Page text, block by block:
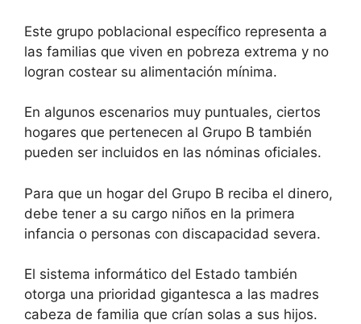
Este grupo poblacional específico representa a
las familias que viven en pobreza extrema y no
logran costear su alimentación mínima.
En algunos escenarios muy puntuales, ciertos
hogares que pertenecen al Grupo B también
pueden ser incluidos en las nóminas oficiales.
Para que un hogar del Grupo B reciba el dinero,
debe tener a su cargo niños en la primera
infancia o personas con discapacidad severa.
El sistema informático del Estado también
otorga una prioridad gigantesca a las madres
cabeza de familia que crían solas a sus hijos.